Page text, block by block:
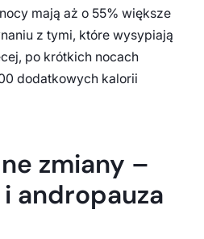
mają aż o 55% większe
z tymi, które wysypiają
po krótkich nocach
dodatkowych kalorii
zmiany –
andropauza